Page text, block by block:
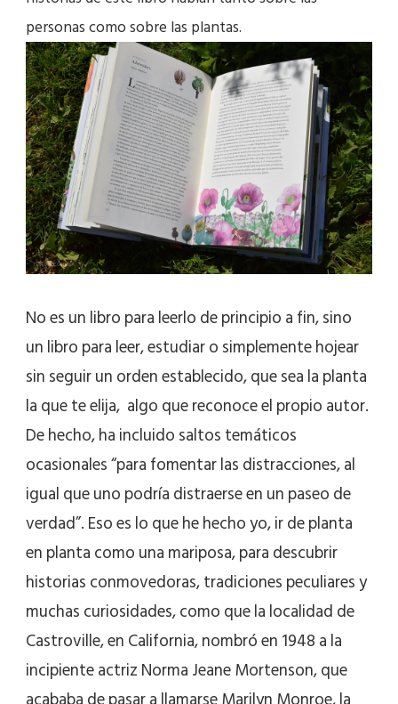
personas como sobre las plantas.
No es un libro para leerlo de principio a fin, sino
un libro para leer, estudiar o simplemente hojear
sin seguir un orden establecido, que sea la planta
la que te elija, algo que reconoce el propio autor.
De hecho, ha incluido saltos temáticos
ocasionales “para fomentar las distracciones, al
igual que uno podría distraerse en un paseo de
verdad”. Eso es lo que he hecho yo, ir de planta
en planta como una mariposa, para descubrir
historias conmovedoras, tradiciones peculiares y
muchas curiosidades, como que la localidad de
Castroville, en California, nombró en 1948 a la
incipiente actriz Norma Jeane Mortenson, que